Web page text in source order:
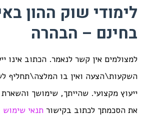
לימודי שוק ההון
בחינם – הבהרה
למצולמים אין קשר לנאמר. הכתוב אינו
השקעות\הצעה ואין בו המלצה\תחליף
ייעוץ מקצועי. שהייתך, שימושך
את הסכמתך לכתוב בקישור תנאי שימוש